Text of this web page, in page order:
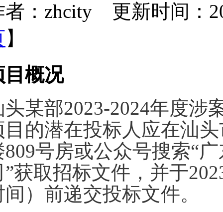
者：zhcity 更新时间：
】
目概况
头某部2023-2024年度涉
目的潜在投标人应在汕
809号房或公众号搜索“
”获取招标文件，并于
间）前递交投标文件。